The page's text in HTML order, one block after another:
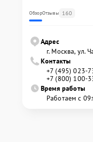
ОбзорОтзывы 160
Адрес
г. Москва, ул.
Контакты
+7 (495) 023-
+7 (800) 100-
Время работы
Работаем с